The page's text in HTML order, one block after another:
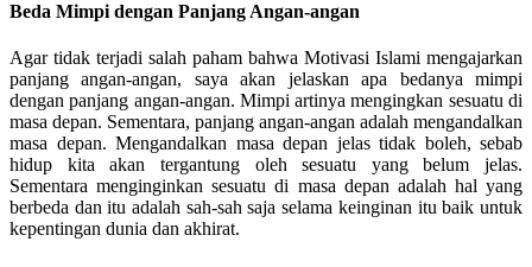
Beda Mimpi dengan Panjang Angan-angan
Agar tidak terjadi salah paham bahwa Motivasi Islami mengajarkan
panjang angan-angan, saya akan jelaskan apa bedanya mimpi
dengan panjang angan-angan. Mimpi artinya mengingkan sesuatu di
masa depan. Sementara, panjang angan-angan adalah mengandalkan
masa depan. Mengandalkan masa depan jelas tidak boleh, sebab
hidup kita akan tergantung oleh sesuatu yang belum jelas.
Sementara menginginkan sesuatu di masa depan adalah hal yang
berbeda dan itu adalah sah-sah saja selama keinginan itu baik untuk
kepentingan dunia dan akhirat.